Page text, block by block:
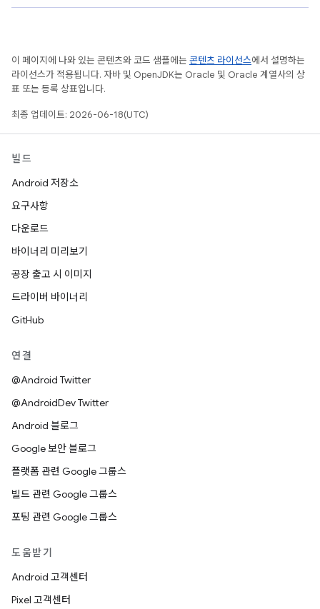
이 페이지에 나와 있는 콘텐츠와 코드 샘플에는 콘텐츠 라이선스에서 설명하는
라이선스가 적용됩니다. 자바 및 OpenJDK는 Oracle 및 Oracle 계열사의 상
표 또는 등록 상표입니다.
최종 업데이트: 2026-06-18(UTC)
빌드
Android 저장소
요구사항
다운로드
바이너리 미리보기
공장 출고 시 이미지
드라이버 바이너리
GitHub
연결
@Android Twitter
@AndroidDev Twitter
Android 블로그
Google 보안 블로그
플랫폼 관련 Google 그룹스
빌드 관련 Google 그룹스
포팅 관련 Google 그룹스
도움받기
Android 고객센터
Pixel 고객센터